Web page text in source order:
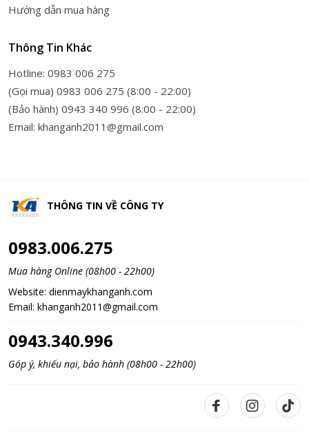
Hướng dẫn mua hàng
Thông Tin Khác
Hotline: 0983 006 275
(Gọi mua) 0983 006 275 (8:00 - 22:00)
(Bảo hành) 0943 340 996 (8:00 - 22:00)
Email: khanganh2011@gmail.com
THÔNG TIN VỀ CÔNG TY
0983.006.275
Mua hàng Online (08h00 - 22h00)
Website: dienmaykhanganh.com
Email: khanganh2011@gmail.com
0943.340.996
Góp ý, khiếu nại, bảo hành (08h00 - 22h00)